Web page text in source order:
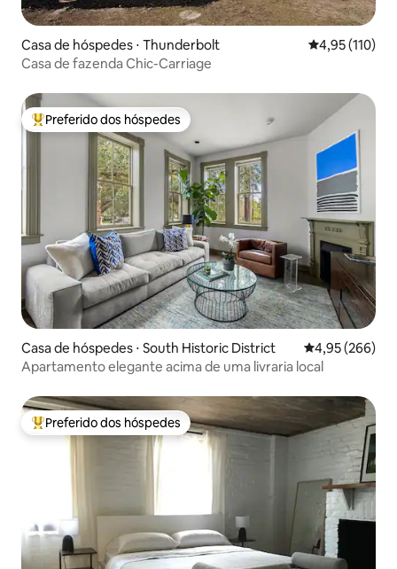
Casa de hóspedes ⋅ Thunderbolt 4,95 de uma
4,95 (110)
Casa de fazenda Chic-Carriage
Entre os melhores preferidos dos hóspedes
Preferido dos hóspedes
Casa de hóspedes ⋅ South Historic District 4,95 de uma
4,95 (266)
Apartamento elegante acima de uma livraria local
Entre os melhores preferidos dos hóspedes
Preferido dos hóspedes